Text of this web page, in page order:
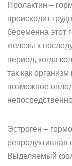
Пролактин –
происходит
беременна этот
железы к
период, когда
так как
возможное
Эстроген –
Выделяемый